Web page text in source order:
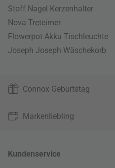
Stoff Nagel Kerzenhalter
Nova Treteimer
Flowerpot Akku Tischleuchte
Joseph Joseph Wäschekorb
Connox Geburtstag
Markenliebling
Kundenservice